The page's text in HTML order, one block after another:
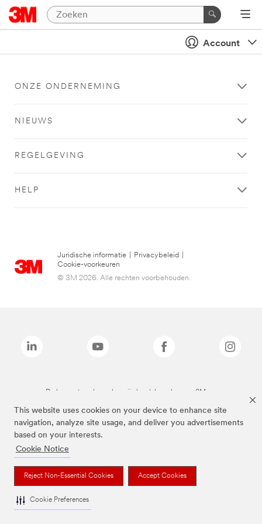
This website uses cookies on your device to enhance site
navigation, analyze site usage, and deliver you advertisements
based on your interests.
Cookie Notice
Reject Non-Essential Cookies Accept Cookies
Cookie Preferences
Account
ONZE ONDERNEMING
NIEUWS
REGELGEVING
HELP
Juridische informatie Privacybeleid
Cookie-voorkeuren
© 3M 2026. Alle rechten voorbehouden.
De bovenstaande merken zijn handelsmerken van 3M.we